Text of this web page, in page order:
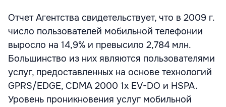
Отчет Агентства свидетельствует, что в 2009 г.
число пользователей мобильной телефонии
выросло на 14,9% и превысило 2,784 млн.
Большинство из них являются пользователями
услуг, предоставленных на основе технологий
GPRS/EDGE, CDMA 2000 1x EV-DO и HSPA.
Уровень проникновения услуг мобильной